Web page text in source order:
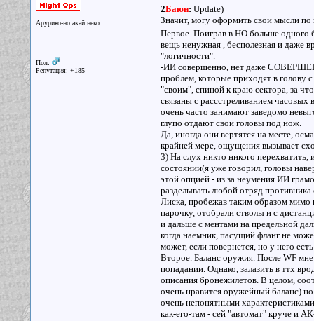
Арурико-но акай неко
Пол:
Репутация: +185
2Баюн: Update)
Значит, могу оформить свои мысли по
Первое. Поиграв в НО больше одного
вещь ненужная , бесполезная и даже
"логичности".
-ИИ совершенно, нет даже
проблем, которые приходят в голову
"своим", спиной к краю сектора, за
связаны с рассстреливанием часовых
очень часто занимают заведомо
глупо отдают свои головы под нож.
Да, иногда они вертятся на месте,
крайней мере, ощущения вызывает
3) На слух никто никого перехватить,
состоянии(я уже говорил, головы
этой опцией - из за неумения ИИ
разделывать любой отряд
Лиска, пробежав таким образом мимо
парочку, отобрали стволы и с
и дальше с ментами на предельной
когда наемник, пасущий фланг не
может, если повернется, но у него
Второе. Баланс оружия. После WF
попадании. Однако, залазить в ттх
описания бронежилетов. В целом,
очень нравится оружейный баланс)
очень непонятными
как-его-там - сей "автомат" круче и